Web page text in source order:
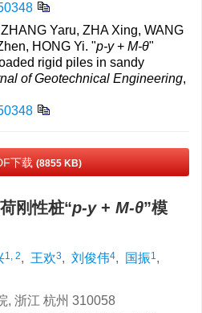
Yaru, ZHA Xing, WANG
HONG Yi. "p-y+ M-θ"
rigid piles in sandy
of Geotechnical Engineering,
下载 (8855 KB)
刚性桩“p-y+ M-θ”模
1, 2, 王欢3, 刘俊伟4, 国振1,
, 浙江 杭州 310058